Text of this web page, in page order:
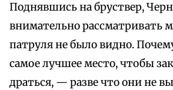
Поднявшись на бруствер,
внимательно рассматривать
патруля не было видно.
самое лучшее место, чтобы
драться, — разве что они не